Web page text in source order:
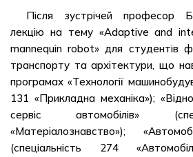
Після зустрічей професор
лекцію на тему «Adaptive and
mannequin robot» для студентів
транспорту та архітектури, що
програмах «Технології
131 «Прикладна механіка»);
сервіс автомобілів»
«Матеріалознавство»);
(спеціальність 274